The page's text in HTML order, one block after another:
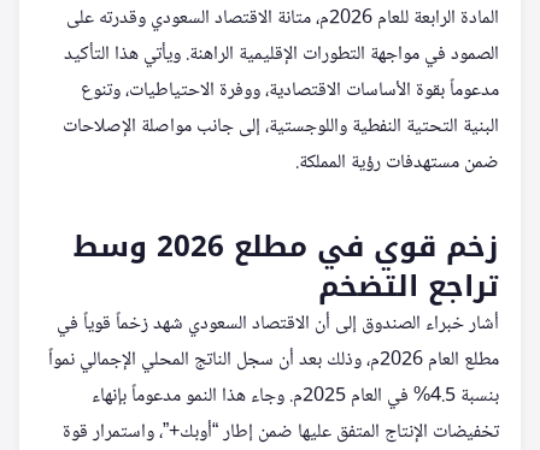
المادة الرابعة للعام 2026م، متانة الاقتصاد السعودي وقدرته على
الصمود في مواجهة التطورات الإقليمية الراهنة. ويأتي هذا التأكيد
مدعوماً بقوة الأساسات الاقتصادية، ووفرة الاحتياطيات، وتنوع
البنية التحتية النفطية واللوجستية، إلى جانب مواصلة الإصلاحات
ضمن مستهدفات رؤية المملكة.
زخم قوي في مطلع 2026 وسط
تراجع التضخم
أشار خبراء الصندوق إلى أن الاقتصاد السعودي شهد زخماً قوياً في
مطلع العام 2026م، وذلك بعد أن سجل الناتج المحلي الإجمالي نمواً
بنسبة 4.5% في العام 2025م. وجاء هذا النمو مدعوماً بإنهاء
تخفيضات الإنتاج المتفق عليها ضمن إطار “أوبك+”، واستمرار قوة